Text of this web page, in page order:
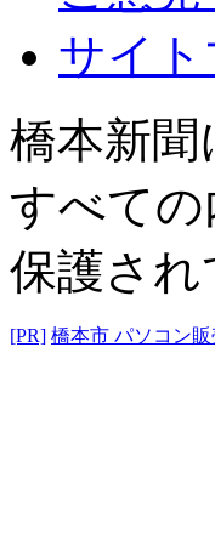
サイ
橋本新聞
すべて
保護され
[PR] 橋本市 パソコン